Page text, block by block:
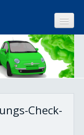
Check-